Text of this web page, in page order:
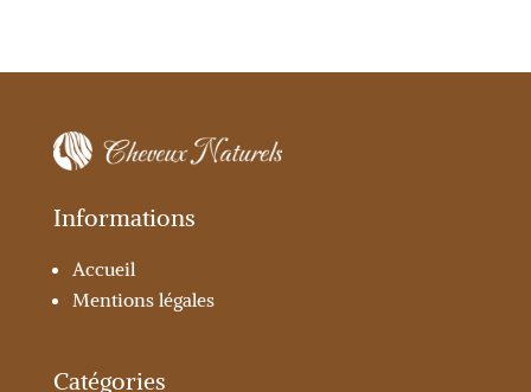
Informations
Accueil
Mentions légales
Catégories